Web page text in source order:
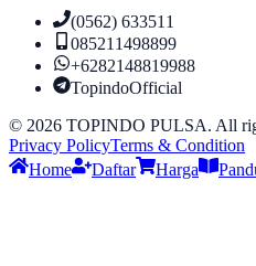
(0562) 633511
085211498899
+6282148819988
TopindoOfficial
© 2026 TOPINDO PULSA. All
Privacy PolicyTerms & Condition
Home
Daftar Harga